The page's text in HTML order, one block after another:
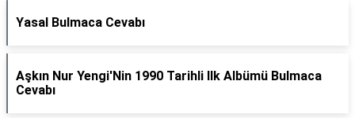
Yasal Bulmaca Cevabı
Aşkın Nur Yengi'Nin 1990 Tarihli Ilk Albümü Bulmaca
Cevabı